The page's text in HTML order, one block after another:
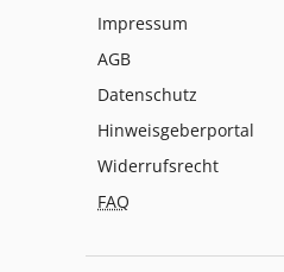
Impressum
AGB
Datenschutz
Hinweisgeberportal
Widerrufsrecht
FAQ